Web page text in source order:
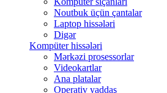
Noutbuk üçün çantalar
Laptop hissələri
Digər
Kompüter hissələri
Mərkəzi prosessorlar
Videokartlar
Ana platalar
Operativ yaddaş